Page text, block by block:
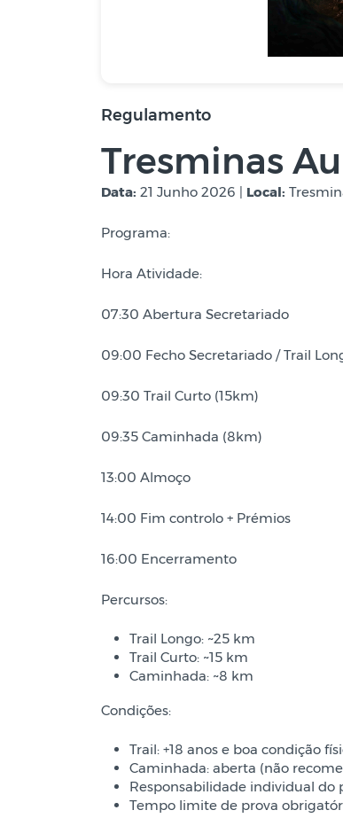
Regulamento
Tresminas
Data: 21 Junho 2026 | Local:
Programa:
Hora Atividade:
07:30 Abertura Secretariado
09:00 Fecho Secretariado / Trail
09:30 Trail Curto (15km)
09:35 Caminhada (8km)
13:00 Almoço
14:00 Fim controlo + Prémios
16:00 Encerramento
Percursos:
Trail Longo: ~25 km
Trail Curto: ~15 km
Caminhada: ~8 km
Condições:
Trail: +18 anos e boa condição
Caminhada: aberta (não
Responsabilidade individual do
Tempo limite de prova